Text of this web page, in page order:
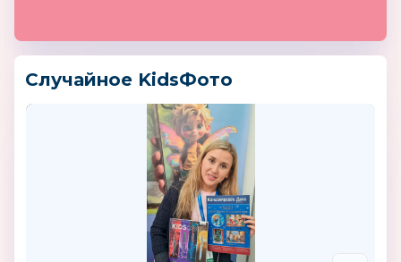
Случайное KidsФото